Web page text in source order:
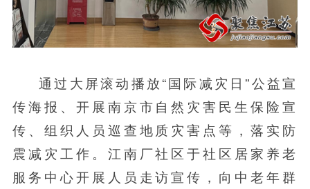
通过大屏滚动播放“国际减灾日”公益宣
传海报、开展南京市自然灾害民生保险宣
传、组织人员巡查地质灾害点等，落实防
震减灾工作。江南厂社区于社区居家养老
服务中心开展人员走访宣传，向中老年群